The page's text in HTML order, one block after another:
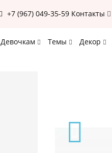
+7 (967) 049-35-59 Контакты
Девочкам Темы Декор